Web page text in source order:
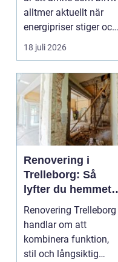
alltmer aktuellt när
energipriser stiger och
fler vill sän...
18 juli 2026
Renovering i
Trelleborg: Så
lyfter du hemmet
på ett smart sätt
Renovering Trelleborg
handlar om att
kombinera funktion,
stil och långsiktig